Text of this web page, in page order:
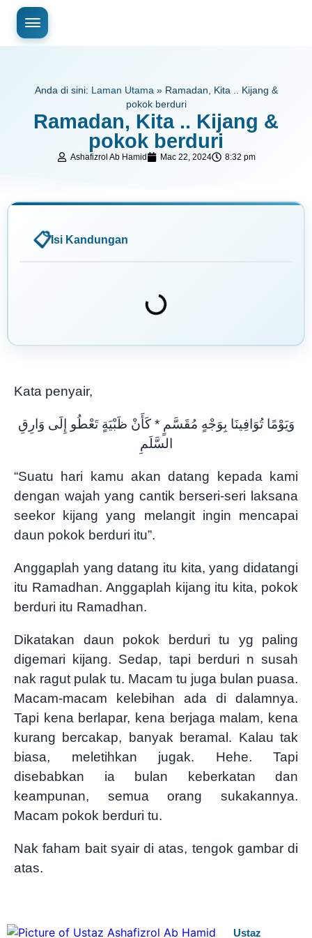
Anda di sini: Laman Utama » Ramadan, Kita .. Kijang &
pokok berduri
Ramadan, Kita .. Kijang &
pokok berduri
Ashafizrol Ab Hamid Mac 22, 2024 8:32 pm
Isi Kandungan
Kata penyair,
وَيَوْمًا تُوَافِينَا بِوَجْهٍ مُقَسَّمٍ * كَأَنْ ظَبْيَةٍ تَعْطُو إِلَى وَارِقِ
السَّلَمِ
“Suatu hari kamu akan datang kepada kami
dengan wajah yang cantik berseri-seri laksana
seekor kijang yang melangit ingin mencapai
daun pokok berduri itu”.
Anggaplah yang datang itu kita, yang didatangi
itu Ramadhan. Anggaplah kijang itu kita, pokok
berduri itu Ramadhan.
Dikatakan daun pokok berduri tu yg paling
digemari kijang. Sedap, tapi berduri n susah
nak ragut pulak tu. Macam tu juga bulan puasa.
Macam-macam kelebihan ada di dalamnya.
Tapi kena berlapar, kena berjaga malam, kena
kurang bercakap, banyak beramal. Kalau tak
biasa, meletihkan jugak. Hehe. Tapi
disebabkan ia bulan keberkatan dan
keampunan, semua orang sukakannya.
Macam pokok berduri tu.
Nak faham bait syair di atas, tengok gambar di
atas.
Ustaz